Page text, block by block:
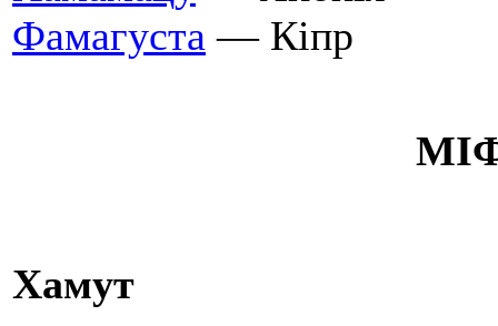
Фамагуста — Кіпр
Хамут